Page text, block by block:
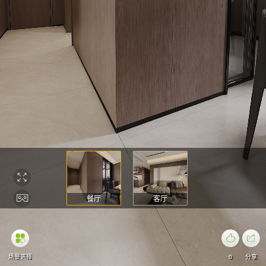
0 分享
场景选择
餐厅 客厅